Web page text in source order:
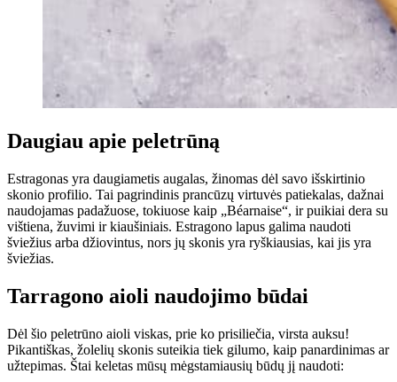
Daugiau apie peletrūną
Estragonas yra daugiametis augalas, žinomas dėl savo išskirtinio
skonio profilio. Tai pagrindinis prancūzų virtuvės patiekalas, dažnai
naudojamas padažuose, tokiuose kaip „Béarnaise“, ir puikiai dera su
vištiena, žuvimi ir kiaušiniais. Estragono lapus galima naudoti
šviežius arba džiovintus, nors jų skonis yra ryškiausias, kai jis yra
šviežias.
Tarragono aioli naudojimo būdai
Dėl šio peletrūno aioli viskas, prie ko prisiliečia, virsta auksu!
Pikantiškas, žolelių skonis suteikia tiek gilumo, kaip panardinimas ar
užtepimas. Štai keletas mūsų mėgstamiausių būdų jį naudoti: